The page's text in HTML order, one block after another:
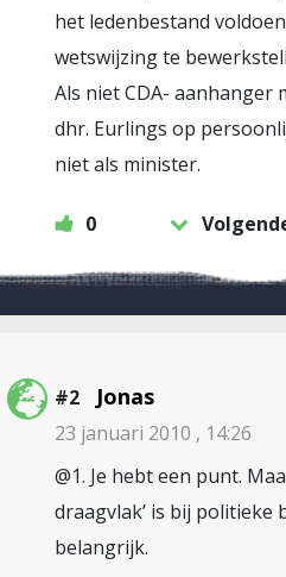
het ledenbestand
wetswijzing te
Als niet CDA- aanhanger
dhr. Eurlings op
niet als minister.
0
#2 Jonas
23 januari 2010 , 14:26
@1. Je hebt een punt.
draagvlak’ is bij politieke
belangrijk.